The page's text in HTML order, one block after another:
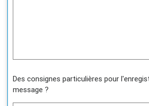
Des consignes particulières pour
message ?